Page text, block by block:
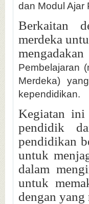
dan Modul Ajar
Berkaitan
merdeka
Pembelajaran
Merdeka)
kependidikan.
Kegiatan ini
pendidik
pendidikan
untuk
dalam
untuk
dengan yang